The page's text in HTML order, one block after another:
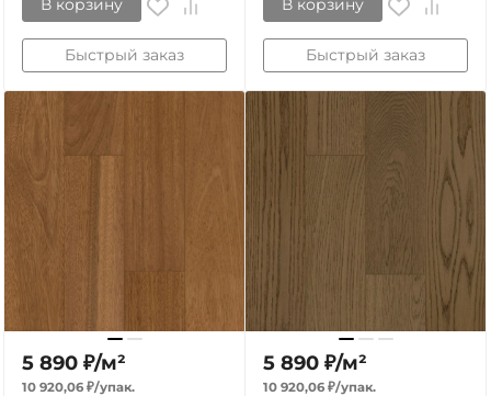
В корзину
Быстрый заказ
В корзину
Быстрый заказ
5 890 ₽/м²
10 920,06 ₽/упак.
5 890 ₽/м²
10 920,06 ₽/упак.